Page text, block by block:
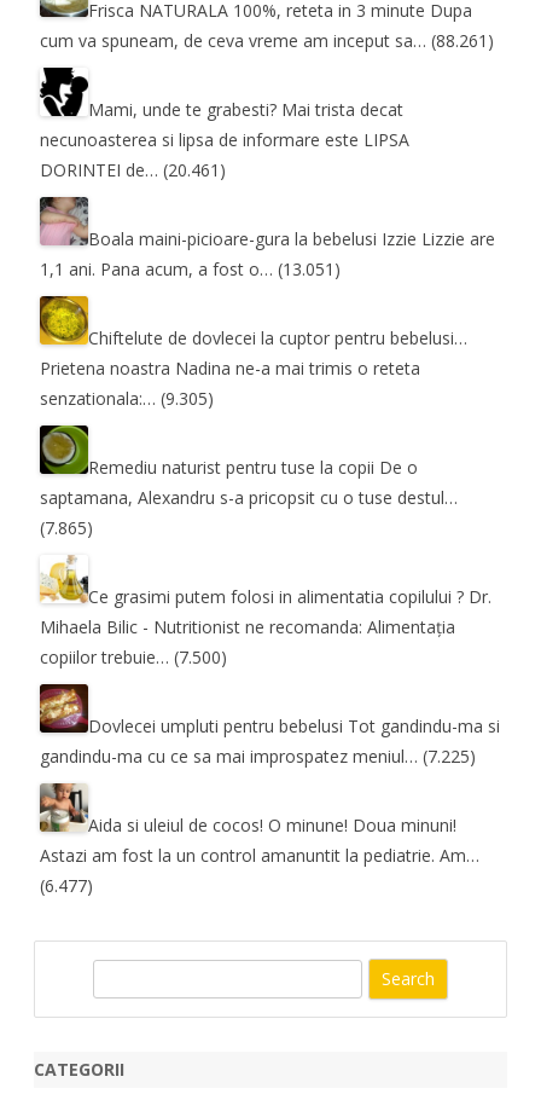
Frisca NATURALA 100%, reteta in 3 minute Dupa
cum va spuneam, de ceva vreme am inceput sa… (88.261)
Mami, unde te grabesti? Mai trista decat
necunoasterea si lipsa de informare este LIPSA
DORINTEI de… (20.461)
Boala maini-picioare-gura la bebelusi Izzie Lizzie are
1,1 ani. Pana acum, a fost o… (13.051)
Chiftelute de dovlecei la cuptor pentru bebelusi…
Prietena noastra Nadina ne-a mai trimis o reteta
senzationala:… (9.305)
Remediu naturist pentru tuse la copii De o
saptamana, Alexandru s-a pricopsit cu o tuse destul…
(7.865)
Ce grasimi putem folosi in alimentatia copilului ? Dr.
Mihaela Bilic - Nutritionist ne recomanda: Alimentația
copiilor trebuie… (7.500)
Dovlecei umpluti pentru bebelusi Tot gandindu-ma si
gandindu-ma cu ce sa mai improspatez meniul… (7.225)
Aida si uleiul de cocos! O minune! Doua minuni!
Astazi am fost la un control amanuntit la pediatrie. Am…
(6.477)
r
CATEGORII